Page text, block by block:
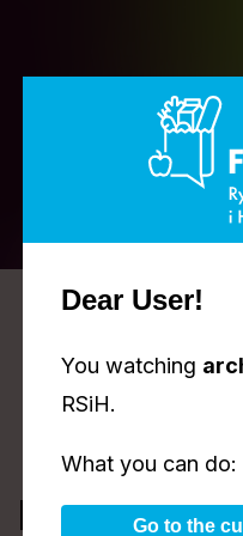
DAY 1
Dear User!
You watching
RSiH.
What you can do:
Go to the